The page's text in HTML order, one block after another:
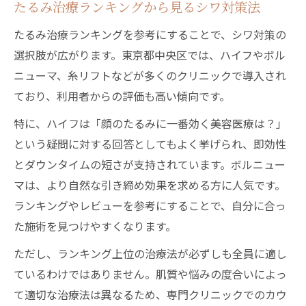
たるみ治療ランキングから見るシワ対策法
たるみ治療ランキングを参考にすることで、シワ対策の
選択肢が広がります。東京都中央区では、ハイフやボル
ニューマ、糸リフトなどが多くのクリニックで導入され
ており、利用者からの評価も高い傾向です。
特に、ハイフは「顔のたるみに一番効く美容医療は？」
という疑問に対する回答としてもよく挙げられ、即効性
とダウンタイムの短さが支持されています。ボルニュー
マは、より自然な引き締め効果を求める方に人気です。
ランキングやレビューを参考にすることで、自分に合っ
た施術を見つけやすくなります。
ただし、ランキング上位の治療法が必ずしも全員に適し
ているわけではありません。肌質や悩みの度合いによっ
て適切な治療法は異なるため、専門クリニックでのカウ